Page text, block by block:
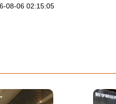
08-06 02:15:05